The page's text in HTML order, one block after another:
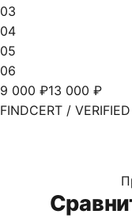
03
04
05
06
9 000 ₽13 000 ₽
FINDCERT /